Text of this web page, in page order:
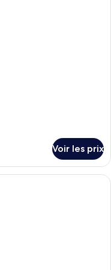
Voir les prix
d’hôtel avec deux